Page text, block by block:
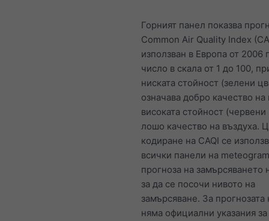
Горният панел показва
Common Air Quality Index
използван в Европа от 2006
число в скала от 1 до 100,
ниската стойност (зелени
означава добро качество на
високата стойност
лошо качество на въздуха.
кодиране на CAQI се
всички панели на
прогноза на замърсяването
за да се посочи нивото на
замърсяване. За
няма официални указания